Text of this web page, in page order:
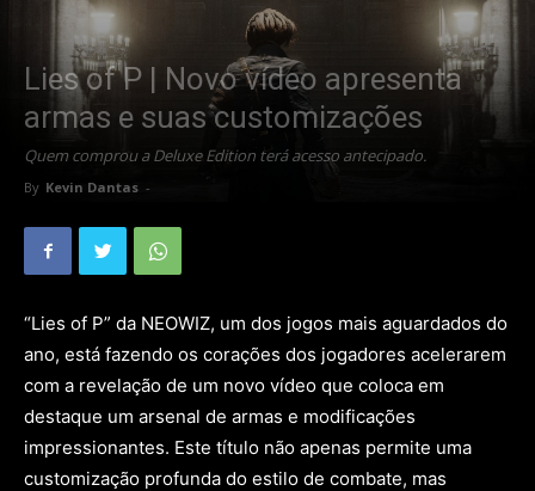
Lies of P | Novo vídeo apresenta
armas e suas customizações
Quem comprou a Deluxe Edition terá acesso antecipado.
By Kevin Dantas -
“Lies of P” da NEOWIZ, um dos jogos mais aguardados do
ano, está fazendo os corações dos jogadores acelerarem
com a revelação de um novo vídeo que coloca em
destaque um arsenal de armas e modificações
impressionantes. Este título não apenas permite uma
customização profunda do estilo de combate, mas